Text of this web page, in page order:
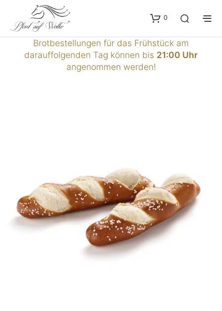
0
Brotbestellungen für das Frühstück am
darauffolgenden Tag können bis 21:00 Uhr
angenommen werden!